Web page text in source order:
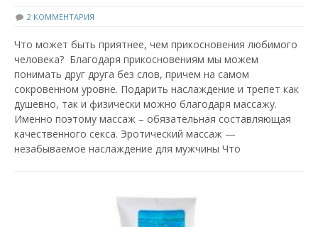
2 КОММЕНТАРИЯ
Что может быть приятнее, чем прикосновения любимого
человека? Благодаря прикосновениям мы можем
понимать друг друга без слов, причем на самом
сокровенном уровне. Подарить наслаждение и трепет как
душевно, так и физически можно благодаря массажу.
Именно поэтому массаж – обязательная составляющая
качественного секса. Эротический массаж —
незабываемое наслаждение для мужчины Что